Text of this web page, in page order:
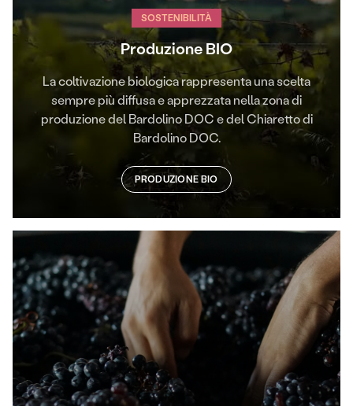
SOSTENIBILITÀ
Produzione BIO
La coltivazione biologica rappresenta una scelta
sempre più diffusa e apprezzata nella zona di
produzione del Bardolino DOC e del Chiaretto di
Bardolino DOC.
PRODUZIONE BIO